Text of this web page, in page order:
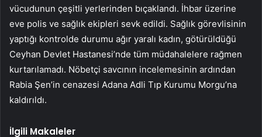
vücudunun çeşitli yerlerinden bıçaklandı. İhbar üzerine
eve polis ve sağlık ekipleri sevk edildi. Sağlık görevlisinin
yaptığı kontrolde durumu ağır yaralı kadın, götürüldüğü
Ceyhan Devlet Hastanesi’nde tüm müdahalelere rağmen
kurtarılamadı. Nöbetçi savcının incelemesinin ardından
Rabia Şen’in cenazesi Adana Adli Tıp Kurumu Morgu’na
kaldırıldı.
İlgili Makaleler